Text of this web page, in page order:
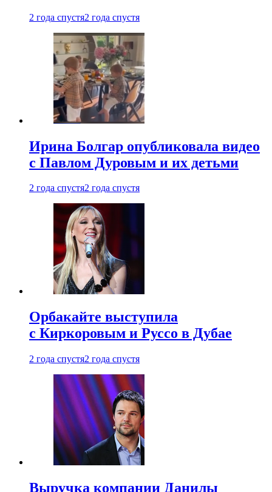
2 года спустя2 года спустя
Ирина Болгар опубликовала видео
с Павлом Дуровым и их детьми
2 года спустя2 года спустя
Орбакайте выступила
с Киркоровым и Руссо в Дубае
2 года спустя2 года спустя
Выручка компании Данилы